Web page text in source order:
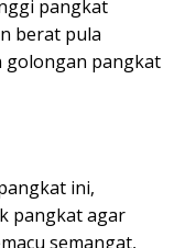
pangkat
berat pula
golongan pangkat
ini,
pangkat agar
semangat,